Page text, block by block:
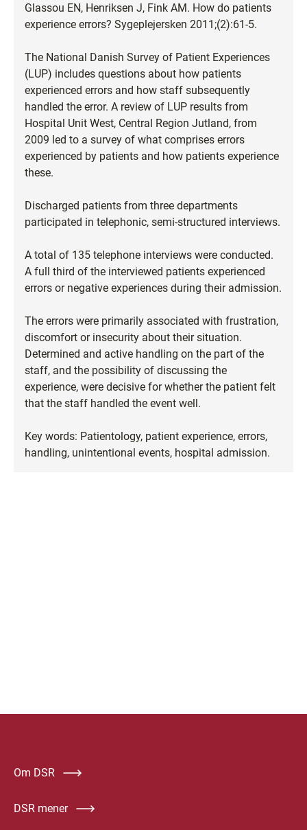
Glassou EN, Henriksen J, Fink AM. How do patients
experience errors? Sygeplejersken 2011;(2):61-5.
The National Danish Survey of Patient Experiences
(LUP) includes questions about how patients
experienced errors and how staff subsequently
handled the error. A review of LUP results from
Hospital Unit West, Central Region Jutland, from
2009 led to a survey of what comprises errors
experienced by patients and how patients experience
these.
Discharged patients from three departments
participated in telephonic, semi-structured interviews.
A total of 135 telephone interviews were conducted.
A full third of the interviewed patients experienced
errors or negative experiences during their admission.
The errors were primarily associated with frustration,
discomfort or insecurity about their situation.
Determined and active handling on the part of the
staff, and the possibility of discussing the
experience, were decisive for whether the patient felt
that the staff handled the event well.
Key words: Patientology, patient experience, errors,
handling, unintentional events, hospital admission.
Om DSR
DSR mener